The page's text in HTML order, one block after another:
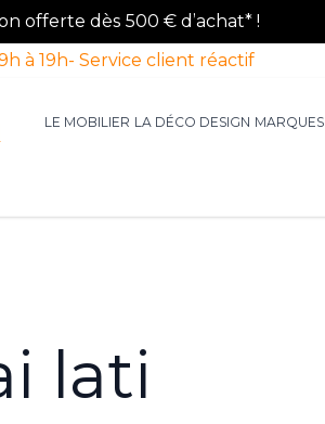
offerte dès 500 € d’achat* !
à 19h- Service client réactif
LE MOBILIER LA DÉCO DESIGN MARQUES
lati